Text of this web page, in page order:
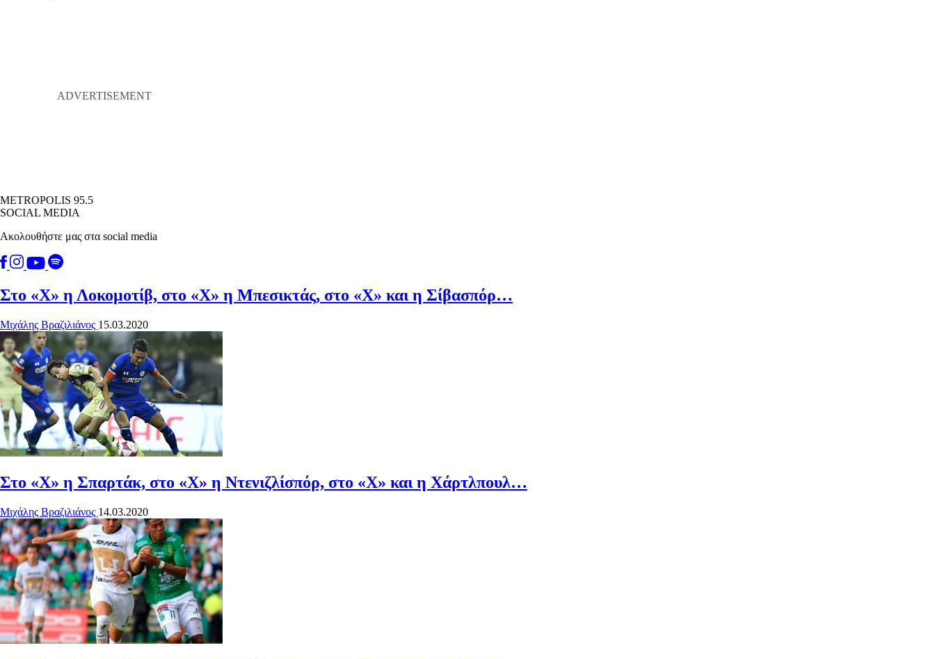
METROPOLIS 95.5
SOCIAL MEDIA
Ακολουθήστε μας στα social media
Στο «Χ» η Λοκομοτίβ, στο «Χ» η Μπεσικτάς, στο «Χ» και η Σίβασπόρ…
Μιχάλης Βραζιλιάνος 15.03.2020
Στο «Χ» η Σπαρτάκ, στο «Χ» η Ντενιζλίσπόρ, στο «Χ» και η Χάρτλπουλ…
Μιχάλης Βραζιλιάνος 14.03.2020